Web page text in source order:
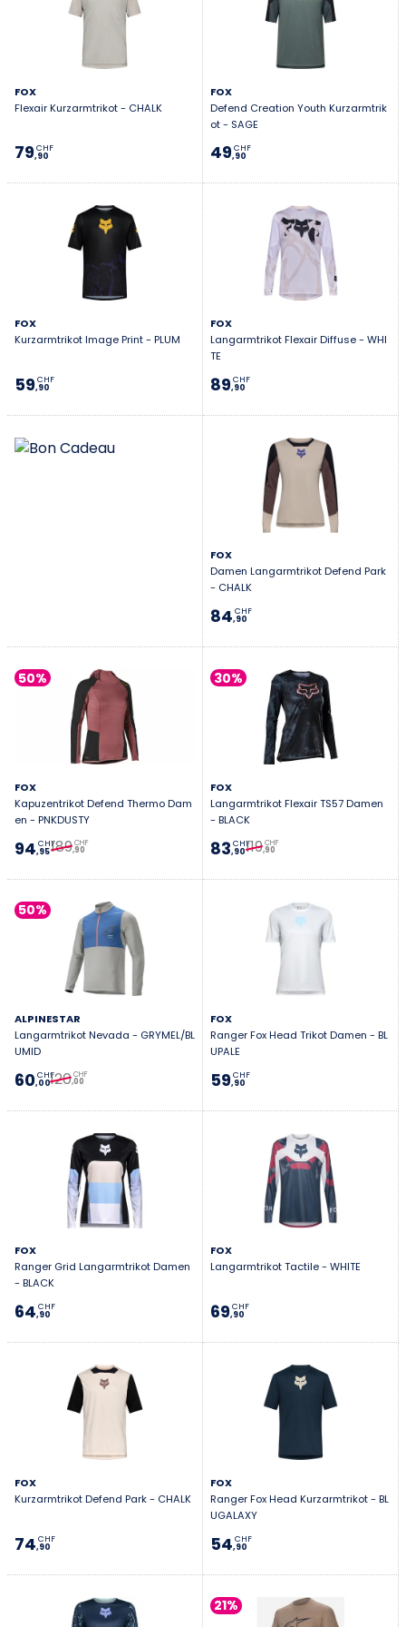
FOX
Flexair Kurzarmtrikot - CHALK
79,90
CHF
FOX
Defend Creation Youth Kurzarmtrik
ot - SAGE
49,90
CHF
FOX
Kurzarmtrikot Image Print - PLUM
59,90
CHF
FOX
Langarmtrikot Flexair Diffuse - WHI
TE
89,90
CHF
FOX
Damen Langarmtrikot Defend Park
- CHALK
84,90
CHF
50%
FOX
Kapuzentrikot Defend Thermo Dam
en - PNKDUSTY
94,95
CHF189,90
CHF
30%
FOX
Langarmtrikot Flexair TS57 Damen
- BLACK
83,90
CHF119,90
CHF
50%
ALPINESTAR
Langarmtrikot Nevada - GRYMEL/BL
UMID
60,00
CHF120,00
CHF
FOX
Ranger Fox Head Trikot Damen - BL
UPALE
59,90
CHF
FOX
Ranger Grid Langarmtrikot Damen
- BLACK
64,90
CHF
FOX
Langarmtrikot Tactile - WHITE
69,90
CHF
FOX
Kurzarmtrikot Defend Park - CHALK
74,90
CHF
FOX
Ranger Fox Head Kurzarmtrikot - BL
UGALAXY
54,90
CHF
21%